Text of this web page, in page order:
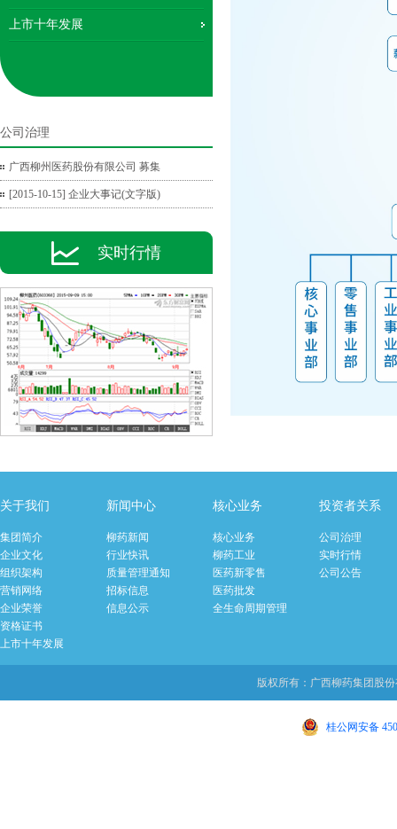
上市十年发展
公司治理
广西柳州医药股份有限公司 募集
[2015-10-15] 企业大事记(文字版)
实时行情
关于我们
集团简介
企业文化
组织架构
营销网络
企业荣誉
资格证书
上市十年发展
新闻中心
柳药新闻
行业快讯
质量管理通知
招标信息
信息公示
核心业务
核心业务
柳药工业
医药新零售
医药批发
全生命周期管理
投资者关系
公司治理
实时行情
公司公告
版权所有：广西柳药集团股
桂公网安备